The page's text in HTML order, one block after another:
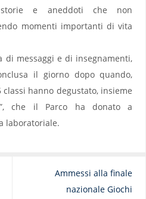
e aneddoti che non
momenti importanti di vita
di messaggi e di insegnamenti,
il giorno dopo quando,
hanno degustato, insieme
che il Parco ha donato a
laboratoriale.
Ammessi alla finale
nazionale Giochi